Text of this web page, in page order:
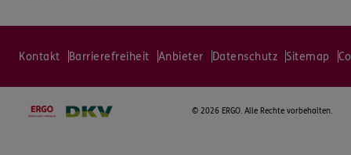
Kontakt Barrierefreiheit Anbieter Datenschutz Sitemap
© 2026 ERGO. Alle Rechte vorbehalten.